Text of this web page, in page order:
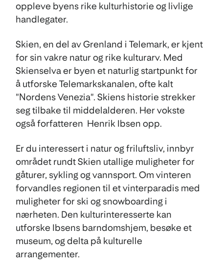
oppleve byens rike kulturhistorie og livlige
handlegater.
Skien, en del av Grenland i Telemark, er kjent
for sin vakre natur og rike kulturarv. Med
Skienselva er byen et naturlig startpunkt for
å utforske Telemarkskanalen, ofte kalt
"Nordens Venezia". Skiens historie strekker
seg tilbake til middelalderen. Her vokste
også forfatteren Henrik Ibsen opp.
Er du interessert i natur og friluftsliv, innbyr
området rundt Skien utallige muligheter for
gåturer, sykling og vannsport. Om vinteren
forvandles regionen til et vinterparadis med
muligheter for ski og snowboarding i
nærheten. Den kulturinteresserte kan
utforske Ibsens barndomshjem, besøke et
museum, og delta på kulturelle
arrangementer.